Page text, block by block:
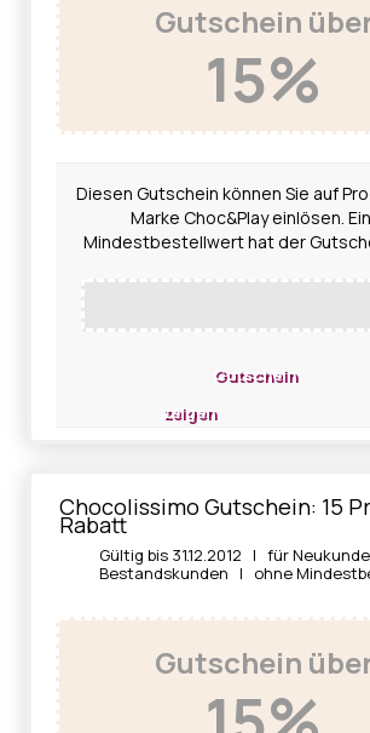
Gutschein
15%
Diesen Gutschein können Sie auf
Marke Choc&Play einlösen.
Mindestbestellwert hat der
Gutschein
zeigen
Chocolissimo Gutschein: 15
Rabatt
Gültig bis 31.12.2012 | für
Bestandskunden | ohne
Gutschein